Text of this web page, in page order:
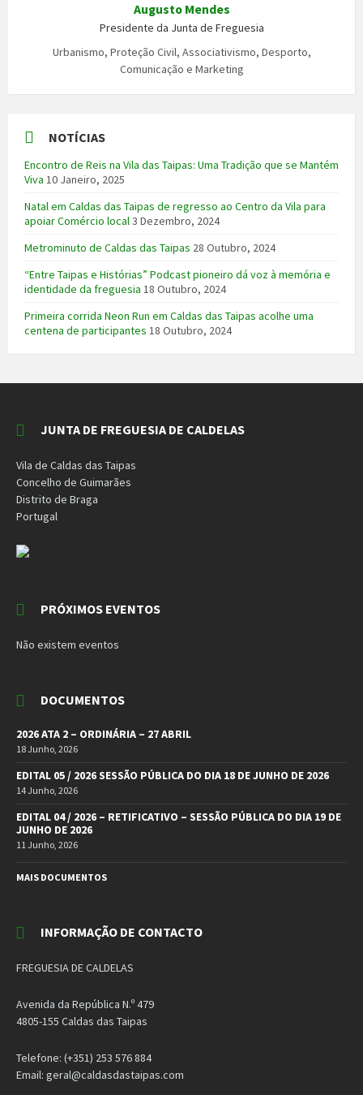
Augusto Mendes
Presidente da Junta de Freguesia
Urbanismo, Proteção Civil, Associativismo, Desporto,
Comunicação e Marketing
NOTÍCIAS
Encontro de Reis na Vila das Taipas: Uma Tradição que se Mantém
Viva 10 Janeiro, 2025
Natal em Caldas das Taipas de regresso ao Centro da Vila para
apoiar Comércio local3 Dezembro, 2024
Metrominuto de Caldas das Taipas 28 Outubro, 2024
“Entre Taipas e Histórias” Podcast pioneiro dá voz à memória e
identidade da freguesia 18 Outubro, 2024
Primeira corrida Neon Run em Caldas das Taipas acolhe uma
centena de participantes 18 Outubro, 2024
JUNTA DE FREGUESIA DE CALDELAS
Vila de Caldas das Taipas
Concelho de Guimarães
Distrito de Braga
Portugal
PRÓXIMOS EVENTOS
Não existem eventos
DOCUMENTOS
2026 ATA 2 – ORDINÁRIA – 27 ABRIL
18 Junho, 2026
EDITAL 05 / 2026 SESSÃO PÚBLICA DO DIA 18 DE JUNHO DE 2026
14 Junho, 2026
EDITAL 04 / 2026 – RETIFICATIVO – SESSÃO PÚBLICA DO DIA 19 DE
JUNHO DE 2026
11 Junho, 2026
MAIS DOCUMENTOS
INFORMAÇÃO DE CONTACTO
FREGUESIA DE CALDELAS
Avenida da República N.º 479
4805-155 Caldas das Taipas
Telefone: (+351) 253 576 884
Email: geral@caldasdastaipas.com